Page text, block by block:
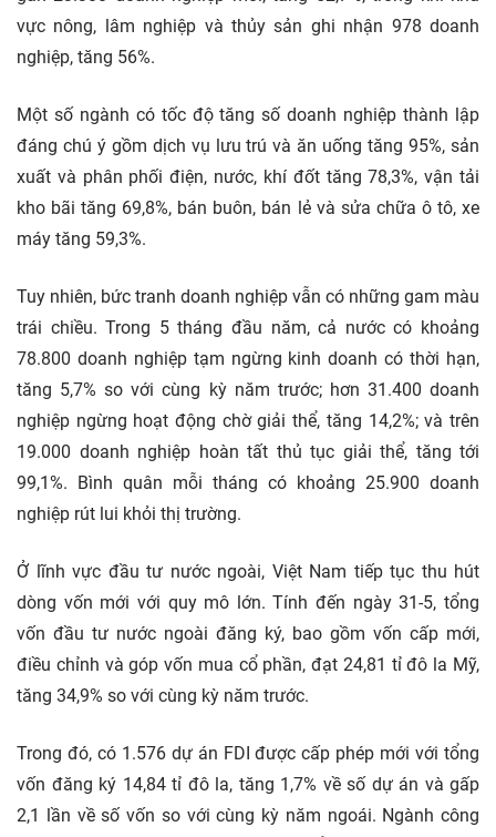
vực nông, lâm nghiệp và thủy sản ghi nhận 978 doanh
nghiệp, tăng 56%.
Một số ngành có tốc độ tăng số doanh nghiệp thành lập
đáng chú ý gồm dịch vụ lưu trú và ăn uống tăng 95%, sản
xuất và phân phối điện, nước, khí đốt tăng 78,3%, vận tải
kho bãi tăng 69,8%, bán buôn, bán lẻ và sửa chữa ô tô, xe
máy tăng 59,3%.
Tuy nhiên, bức tranh doanh nghiệp vẫn có những gam màu
trái chiều. Trong 5 tháng đầu năm, cả nước có khoảng
78.800 doanh nghiệp tạm ngừng kinh doanh có thời hạn,
tăng 5,7% so với cùng kỳ năm trước; hơn 31.400 doanh
nghiệp ngừng hoạt động chờ giải thể, tăng 14,2%; và trên
19.000 doanh nghiệp hoàn tất thủ tục giải thể, tăng tới
99,1%. Bình quân mỗi tháng có khoảng 25.900 doanh
nghiệp rút lui khỏi thị trường.
Ở lĩnh vực đầu tư nước ngoài, Việt Nam tiếp tục thu hút
dòng vốn mới với quy mô lớn. Tính đến ngày 31-5, tổng
vốn đầu tư nước ngoài đăng ký, bao gồm vốn cấp mới,
điều chỉnh và góp vốn mua cổ phần, đạt 24,81 tỉ đô la Mỹ,
tăng 34,9% so với cùng kỳ năm trước.
Trong đó, có 1.576 dự án FDI được cấp phép mới với tổng
vốn đăng ký 14,84 tỉ đô la, tăng 1,7% về số dự án và gấp
2,1 lần về số vốn so với cùng kỳ năm ngoái. Ngành công